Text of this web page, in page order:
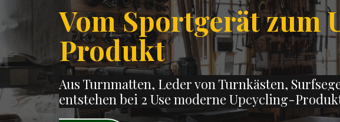
Vom Sportgerät zum
Produkt
Aus Turnmatten, Leder von Turnkästen,
entstehen bei 2 Use moderne Upcycling-